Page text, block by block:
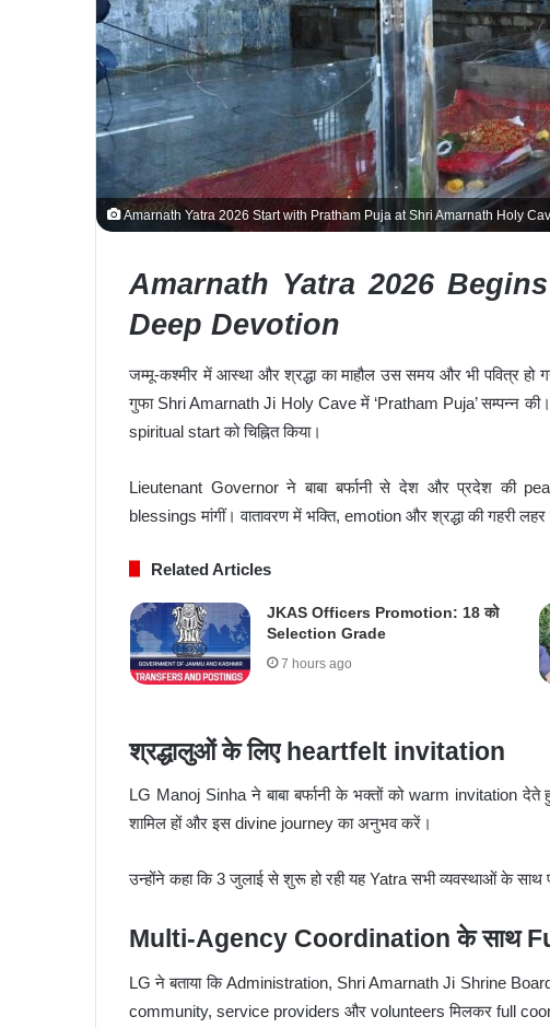
Amarnath Yatra 2026 Start with Pratham Puja at Shri Amarnath Holy
Amarnath Yatra 2026
Deep Devotion
जम्मू-कश्मीर में आस्था और श्रद्धा का माहौल उस समय और भी पवित्र
गुफा Shri Amarnath Ji Holy Caveमें ‘Pratham Puja’ सम्पन्न
spiritual start को चिह्नित किया।
Lieutenant Governor ने बाबा बर्फानी से देश और प्रदेश की
blessings मांगीं। वातावरण में भक्ति, emotion और श्रद्धा की गहरी
Related Articles
JKAS Officers Promotion: 18 को
Selection Grade
7 hours ago
श्रद्धालुओं के लिए heartfelt invitation
LG Manoj Sinha ने बाबा बर्फानी के भक्तों को warm invitation
शामिल हों और इस divine journey का अनुभव करें।
उन्होंने कहा कि 3 जुलाई से शुरू हो रही यह Yatra सभी व्यवस्थाओं के साथ
Multi-Agency Coordination के साथ
LG ने बताया कि Administration, Shri Amarnath Ji Shrine
community, service providers और volunteers मिलकर full